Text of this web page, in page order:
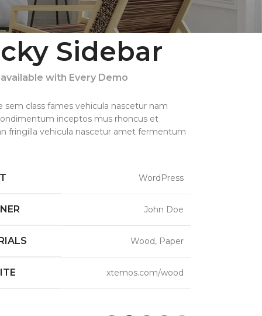
Sidebar
with Every Demo
sem class fames vehicula nascetur nam
inceptos mus rhoncus et
fringilla vehicula nascetur amet fermentum
WordPress
John Doe
Wood, Paper
xtemos.com/wood